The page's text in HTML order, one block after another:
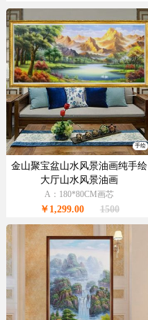
手绘
金山聚宝盆山水风景油画纯手绘
大厅山水风景油画
A：180*80CM画芯
￥1,299.00 1500